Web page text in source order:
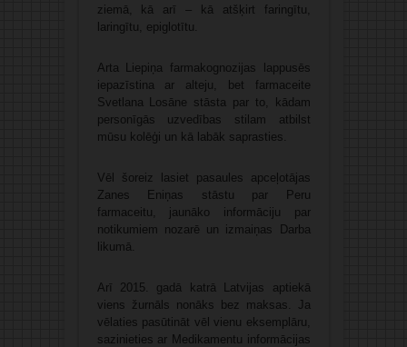
ziemā, kā arī – kā atšķirt faringītu,
laringītu, epiglotītu.
Arta Liepiņa farmakognozijas lappusēs
iepazīstina ar alteju, bet farmaceite
Svetlana Losāne stāsta par to, kādam
personīgās uzvedības stilam atbilst
mūsu kolēģi un kā labāk saprasties.
Vēl šoreiz lasiet pasaules apceļotājas
Zanes Eniņas stāstu par Peru
farmaceitu, jaunāko informāciju par
notikumiem nozarē un izmaiņas Darba
likumā.
Arī 2015. gadā katrā Latvijas aptiekā
viens žurnāls nonāks bez maksas. Ja
vēlaties pasūtināt vēl vienu eksemplāru,
sazinieties ar Medikamentu informācijas